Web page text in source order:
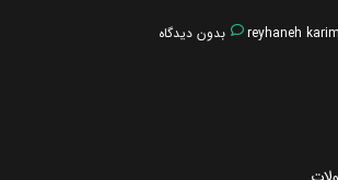
reyhaneh بدون دیدگاه